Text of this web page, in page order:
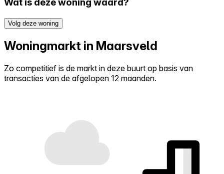
Wat is deze woning waard?
Volg deze woning
Woningmarkt in Maarsveld
Zo competitief is de markt in deze buurt op basis van
transacties van de afgelopen 12 maanden.